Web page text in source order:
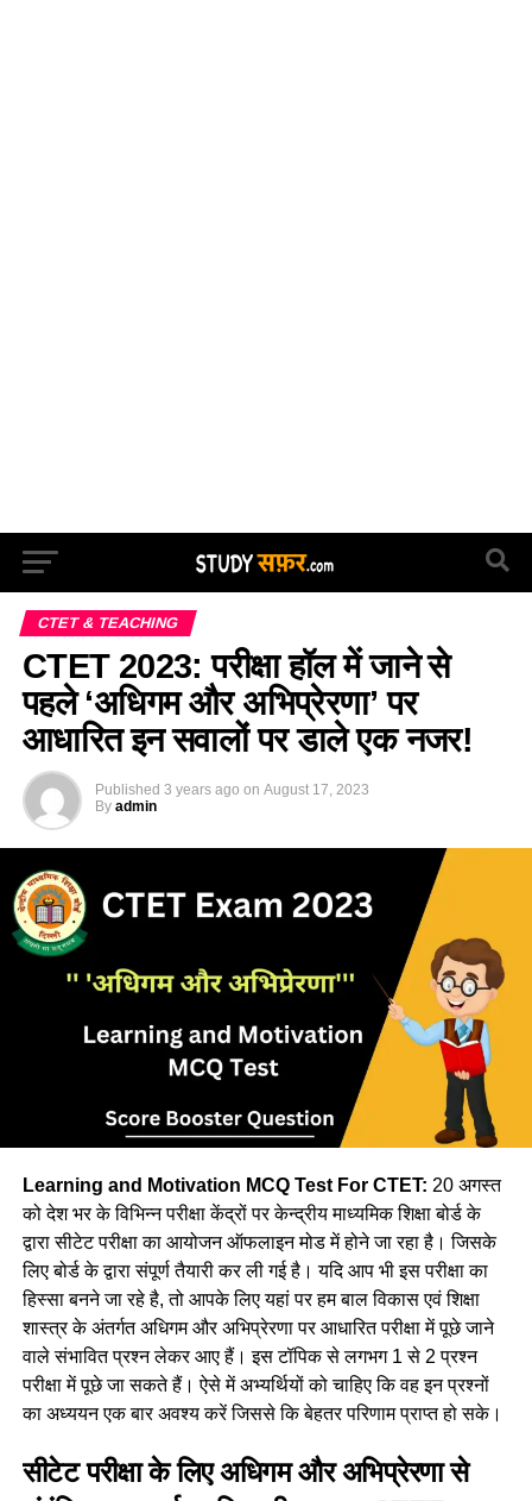
CTET & TEACHING
CTET 2023: परीक्षा हॉल में जाने से
पहले ‘अधिगम और अभिप्रेरणा’ पर
आधारित इन सवालों पर डाले एक नजर!
Published 3 years ago on August 17, 2023
By admin
Learning and Motivation MCQ Test For CTET: 20 अगस्त
को देश भर के विभिन्न परीक्षा केंद्रों पर केन्द्रीय माध्यमिक शिक्षा बोर्ड के
द्वारा सीटेट परीक्षा का आयोजन ऑफलाइन मोड में होने जा रहा है। जिसके
लिए बोर्ड के द्वारा संपूर्ण तैयारी कर ली गई है। यदि आप भी इस परीक्षा का
हिस्सा बनने जा रहे है, तो आपके लिए यहां पर हम बाल विकास एवं शिक्षा
शास्त्र के अंतर्गत अधिगम और अभिप्रेरणा पर आधारित परीक्षा में पूछे जाने
वाले संभावित प्रश्न लेकर आए हैं। इस टॉपिक से लगभग 1 से 2 प्रश्न
परीक्षा में पूछे जा सकते हैं। ऐसे में अभ्यर्थियों को चाहिए कि वह इन प्रश्नों
का अध्ययन एक बार अवश्य करें जिससे कि बेहतर परिणाम प्राप्त हो सके।
सीटेट परीक्षा के लिए अधिगम और अभिप्रेरणा से